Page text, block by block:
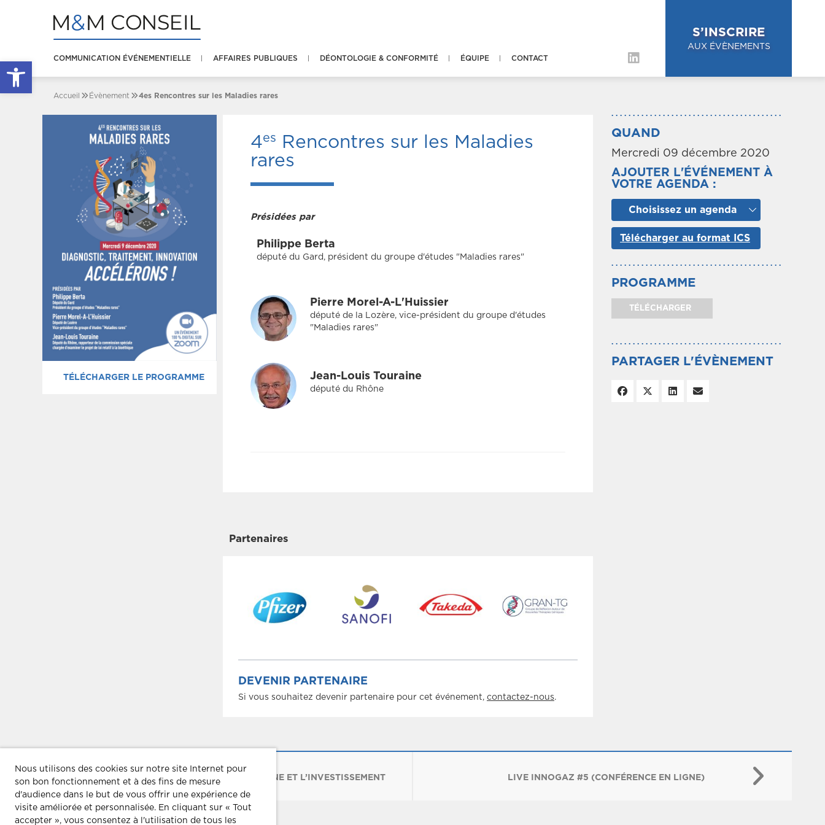
Ouvrir la barre d’outils
COMMUNICATION ÉVÉNEMENTIELLE AFFAIRES PUBLIQUES DÉONTOLOGIE & CONFORMITÉ ÉQUIPE CONTACT
S’INSCRIRE
AUX ÉVÈNEMENTS
Accueil Évènement 4es Rencontres sur les Maladies rares
TÉLÉCHARGER LE PROGRAMME
4es
Rencontres sur les Maladies
rares
Présidées par
Philippe Berta
député du Gard, président du groupe d'études "Maladies rares"
Pierre Morel-A-L'Huissier
député de la Lozère, vice-président du groupe d'études
"Maladies rares"
Jean-Louis Touraine
député du Rhône
Partenaires
DEVENIR PARTENAIRE
Si vous souhaitez devenir partenaire pour cet événement, contactez-nous.
QUAND
Mercredi 09 décembre 2020
AJOUTER L'ÉVÉNEMENT À
VOTRE AGENDA :
Choisissez un agenda
Télécharger au format ICS
PROGRAMME
TÉLÉCHARGER
PARTAGER L'ÉVÈNEMENT
30 RENCONTRES POUR L’ÉPARGNE ET L’INVESTISSEMENT LIVE INNOGAZ #5 (CONFÉRENCE EN LIGNE)
Nous utilisons des cookies sur notre site Internet pour
son bon fonctionnement et à des fins de mesure
d'audience dans le but de vous offrir une expérience de
visite améliorée et personnalisée. En cliquant sur « Tout
accepter », vous consentez à l'utilisation de tous les